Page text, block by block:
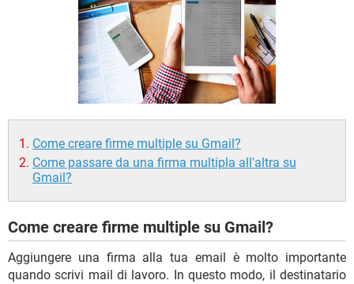
Come creare firme multiple su Gmail?
Come passare da una firma multipla all'altra su
Gmail?
Come creare firme multiple su Gmail?
Aggiungere una firma alla tua email è molto importante
quando scrivi mail di lavoro. In questo modo, il destinatario